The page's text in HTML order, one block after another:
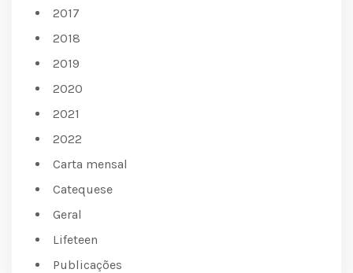
2017
2018
2019
2020
2021
2022
Carta mensal
Catequese
Geral
Lifeteen
Publicações